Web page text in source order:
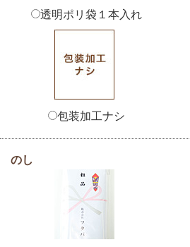
透明ポリ袋１本入れ
包装加工ナシ
のし